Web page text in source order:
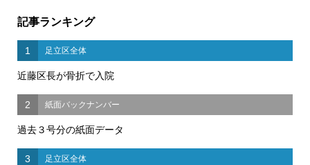
記事ランキング
1 足立区全体
近藤区長が骨折で入院
2 紙面バックナンバー
過去３号分の紙面データ
3 足立区全体